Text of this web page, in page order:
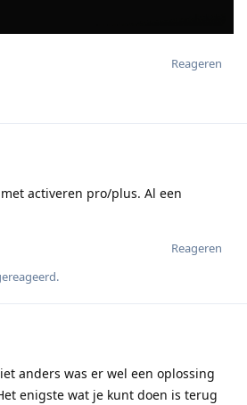
Reageren
activeren pro/plus. Al een
Reageren
.
anders was er wel een oplossing
enigste wat je kunt doen is terug